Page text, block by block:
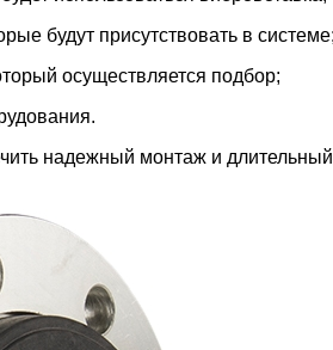
будут присутствовать в системе;
осуществляется подбор;
надежный монтаж и длительный